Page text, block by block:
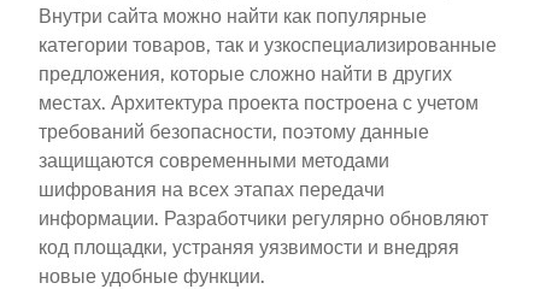
Внутри сайта можно найти как популярные
категории товаров, так и узкоспециализированные
предложения, которые сложно найти в других
местах. Архитектура проекта построена с учетом
требований безопасности, поэтому данные
защищаются современными методами
шифрования на всех этапах передачи
информации. Разработчики регулярно обновляют
код площадки, устраняя уязвимости и внедряя
новые удобные функции.